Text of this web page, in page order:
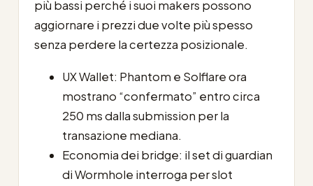
più bassi perché i suoi makers possono
aggiornare i prezzi due volte più spesso
senza perdere la certezza posizionale.
UX Wallet: Phantom e Solflare ora
mostrano “confermato” entro circa
250 ms dalla submission per la
transazione mediana.
Economia dei bridge: il set di guardian
di Wormhole interroga per slot